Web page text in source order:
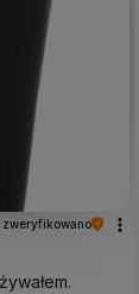
zweryfikowano